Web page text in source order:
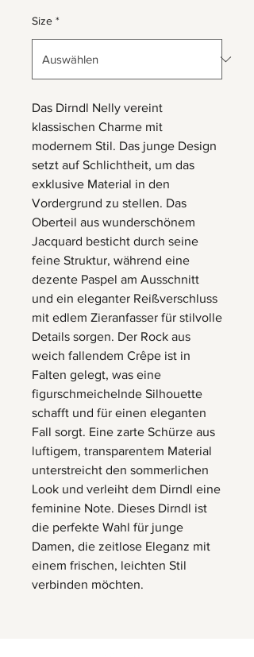
Size *
Das Dirndl Nelly vereint
klassischen Charme mit
modernem Stil. Das junge Design
setzt auf Schlichtheit, um das
exklusive Material in den
Vordergrund zu stellen. Das
Oberteil aus wunderschönem
Jacquard besticht durch seine
feine Struktur, während eine
dezente Paspel am Ausschnitt
und ein eleganter Reißverschluss
mit edlem Zieranfasser für stilvolle
Details sorgen. Der Rock aus
weich fallendem Crêpe ist in
Falten gelegt, was eine
figurschmeichelnde Silhouette
schafft und für einen eleganten
Fall sorgt. Eine zarte Schürze aus
luftigem, transparentem Material
unterstreicht den sommerlichen
Look und verleiht dem Dirndl eine
feminine Note. Dieses Dirndl ist
die perfekte Wahl für junge
Damen, die zeitlose Eleganz mit
einem frischen, leichten Stil
verbinden möchten.